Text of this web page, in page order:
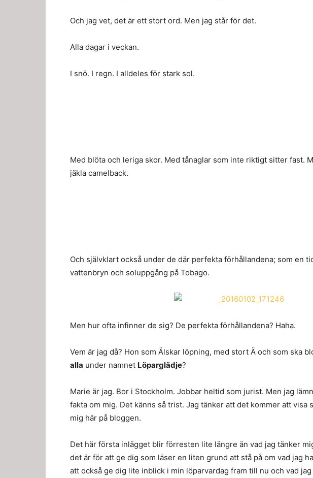
Och jag vet, det är ett stort ord. Men jag står för det.
Alla dagar i veckan.
I snö. I regn. I alldeles för stark sol.
Med blöta och leriga skor. Med tånaglar som inte riktigt sitter fast.
jäkla camelback.
Och självklart också under de där perfekta förhållandena; som en
vattenbryn och soluppgång på Tobago.
Men hur ofta infinner de sig? De perfekta förhållandena? Haha.
Vem är jag då? Hon som Älskar löpning, med stort Ä och som ska
alla under namnet Löparglädje?
Marie är jag. Bor i Stockholm. Jobbar heltid som jurist. Men jag
fakta om mig. Det känns så trist. Jag tänker att det kommer att visa
mig här på bloggen.
Det här första inlägget blir förresten lite längre än vad jag tänker
det är för att ge dig som läser en liten grund att stå på om vad jag
att också ge dig lite inblick i min löparvardag fram till nu och vad